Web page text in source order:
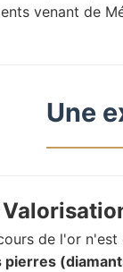
venant de
Une
de l'or
pierres